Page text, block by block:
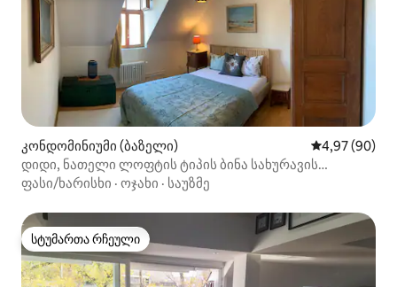
კონდომინიუმი (ბაზელი) საშუალო
4,97 (90)
დიდი, ნათელი ლოფტის ტიპის ბინა სახურავის
ტერასით
ფასი/ხარისხი · ოჯახი · საუზმე
სტუმართა რჩეული
სტუმართა რჩეული